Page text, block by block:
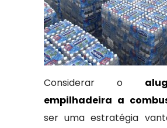
Considerar o
empilhadeira a
ser uma estratégia